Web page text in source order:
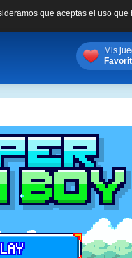
que aceptas el uso
Mis